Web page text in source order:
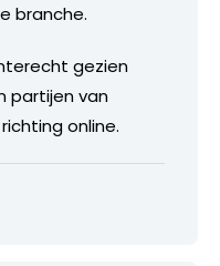
branche.
gezien
partijen van
online.